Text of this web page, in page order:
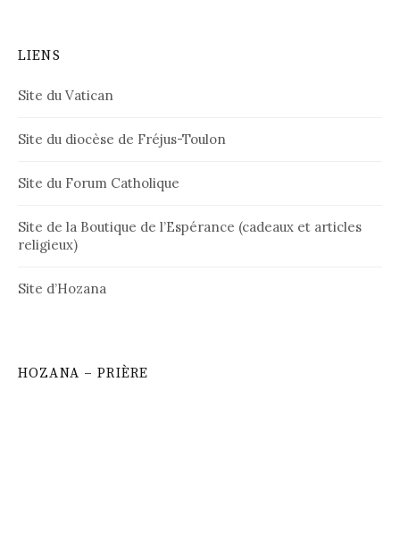
LIENS
Site du Vatican
Site du diocèse de Fréjus-Toulon
Site du Forum Catholique
Site de la Boutique de l’Espérance (cadeaux et articles
religieux)
Site d’Hozana
HOZANA – PRIÈRE